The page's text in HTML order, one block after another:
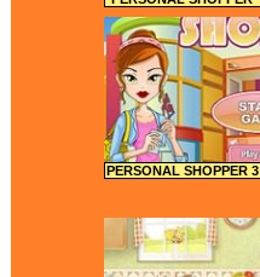
PERSONAL SHOPPER 3